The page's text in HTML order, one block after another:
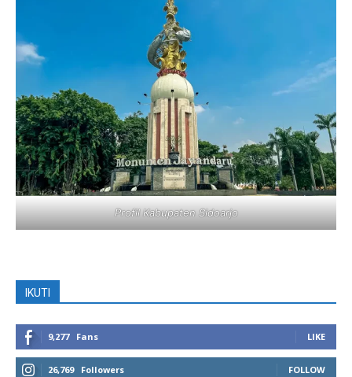
Profil Kabupaten Sidoarjo
IKUTI
9,277 Fans LIKE
26,769 Followers FOLLOW